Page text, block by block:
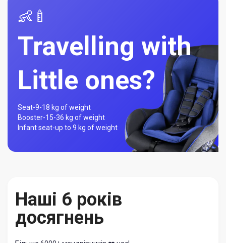
👶🍼
Travelling with
Little ones?
Seat-9-18 kg of weight
Booster-15-36 kg of weight
Infant seat-up to 9 kg of weight
Наші 6 років
досягнень